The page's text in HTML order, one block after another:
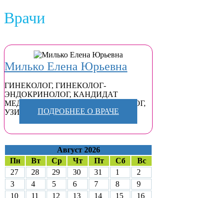
Врачи
Милько Елена Юрьевна
ГИНЕКОЛОГ, ГИНЕКОЛОГ-
ЭНДОКРИНОЛОГ, КАНДИДАТ
МЕДИЦИНСКИХ НАУК
МАММОЛОГ,
УЗИ-СПЕЦИАЛИСТ
ПОДРОБНЕЕ О ВРАЧЕ
Август 2026
Пн
Вт Ср Чт Пт Сб
Вс
27
28 29 30 31 1
2
3
4 5 6 7 8
9
10
11 12 13 14 15
16